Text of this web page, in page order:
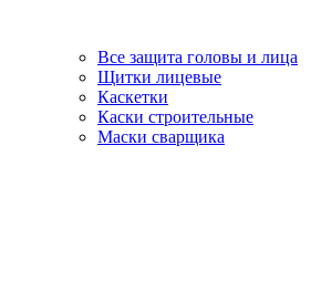
Все защита головы и лица
Щитки лицевые
Каскетки
Каски строительные
Маски сварщика